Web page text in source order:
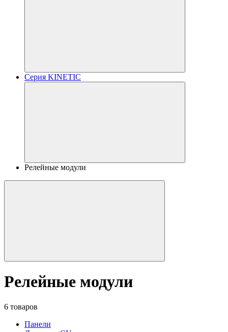
Серия KINETIC
Релейные модули
Релейные модули
6 товаров
Панели